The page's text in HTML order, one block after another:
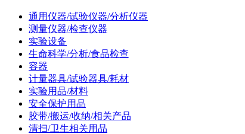
通用仪器/试验仪器/分析仪器
测量仪器/检查仪器
实验设备
生命科学/分析/食品检查
容器
计量器具/试验器具/耗材
实验用品/材料
安全保护用品
胶带/搬运/收纳/相关产品
清扫/卫生相关用品